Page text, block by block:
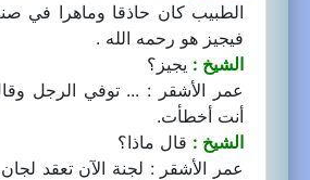
الطبيب كان حاذقا وماهرا في
فيجيز هو رحمه الله .
الشيخ : يجيز؟
عمر الأشقر : ... توفي الرجل
أنت أخطأت.
الشيخ : قال ماذا؟
عمر الأشقر : لجنة الآن تعقد